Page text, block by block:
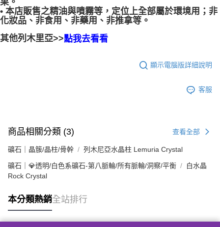
• 本店販售之精油與噴霧等，定位上全部屬於環境用；非
化妝品、非食用、非藥用、非推拿等。
其他列木里亞>>點我去看看
顯示電腦版詳細說明
客服
商品相關分類 (3) 查看全部
礦石｜晶簇/晶柱/骨幹 列木尼亞水晶柱 Lemuria Crystal
礦石｜💎透明/白色系礦石-第八脈輪/所有脈輪/洞察/平衡
白水晶
Rock Crystal
本分類熱銷全站排行